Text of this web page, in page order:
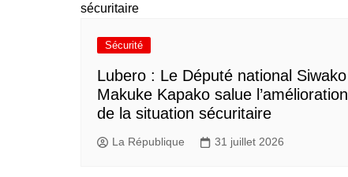
Sécurité
Lubero : Le Député national Siwako
Makuke Kapako salue l’amélioration
de la situation sécuritaire
La République 31 juillet 2026